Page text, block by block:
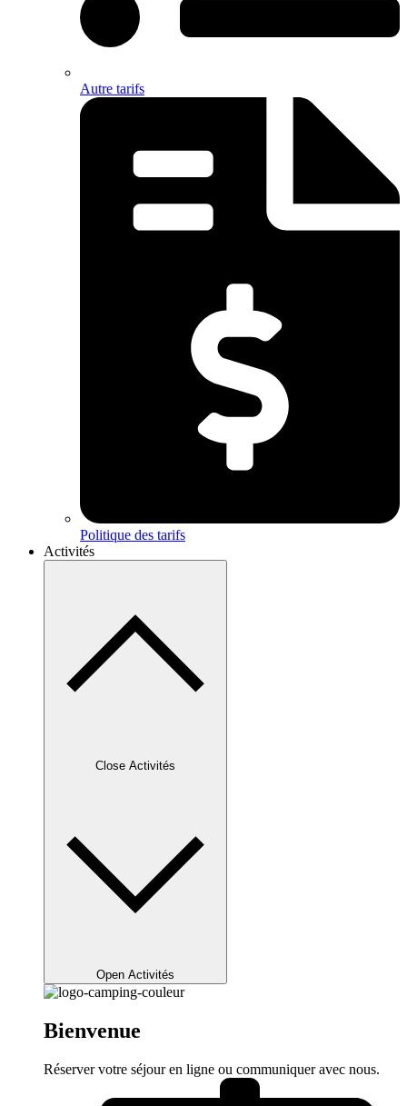
Autre tarifs
Politique des tarifs
Activités
Close Activités
Open Activités
Bienvenue
Réserver votre séjour en ligne ou communiquer avec nous.